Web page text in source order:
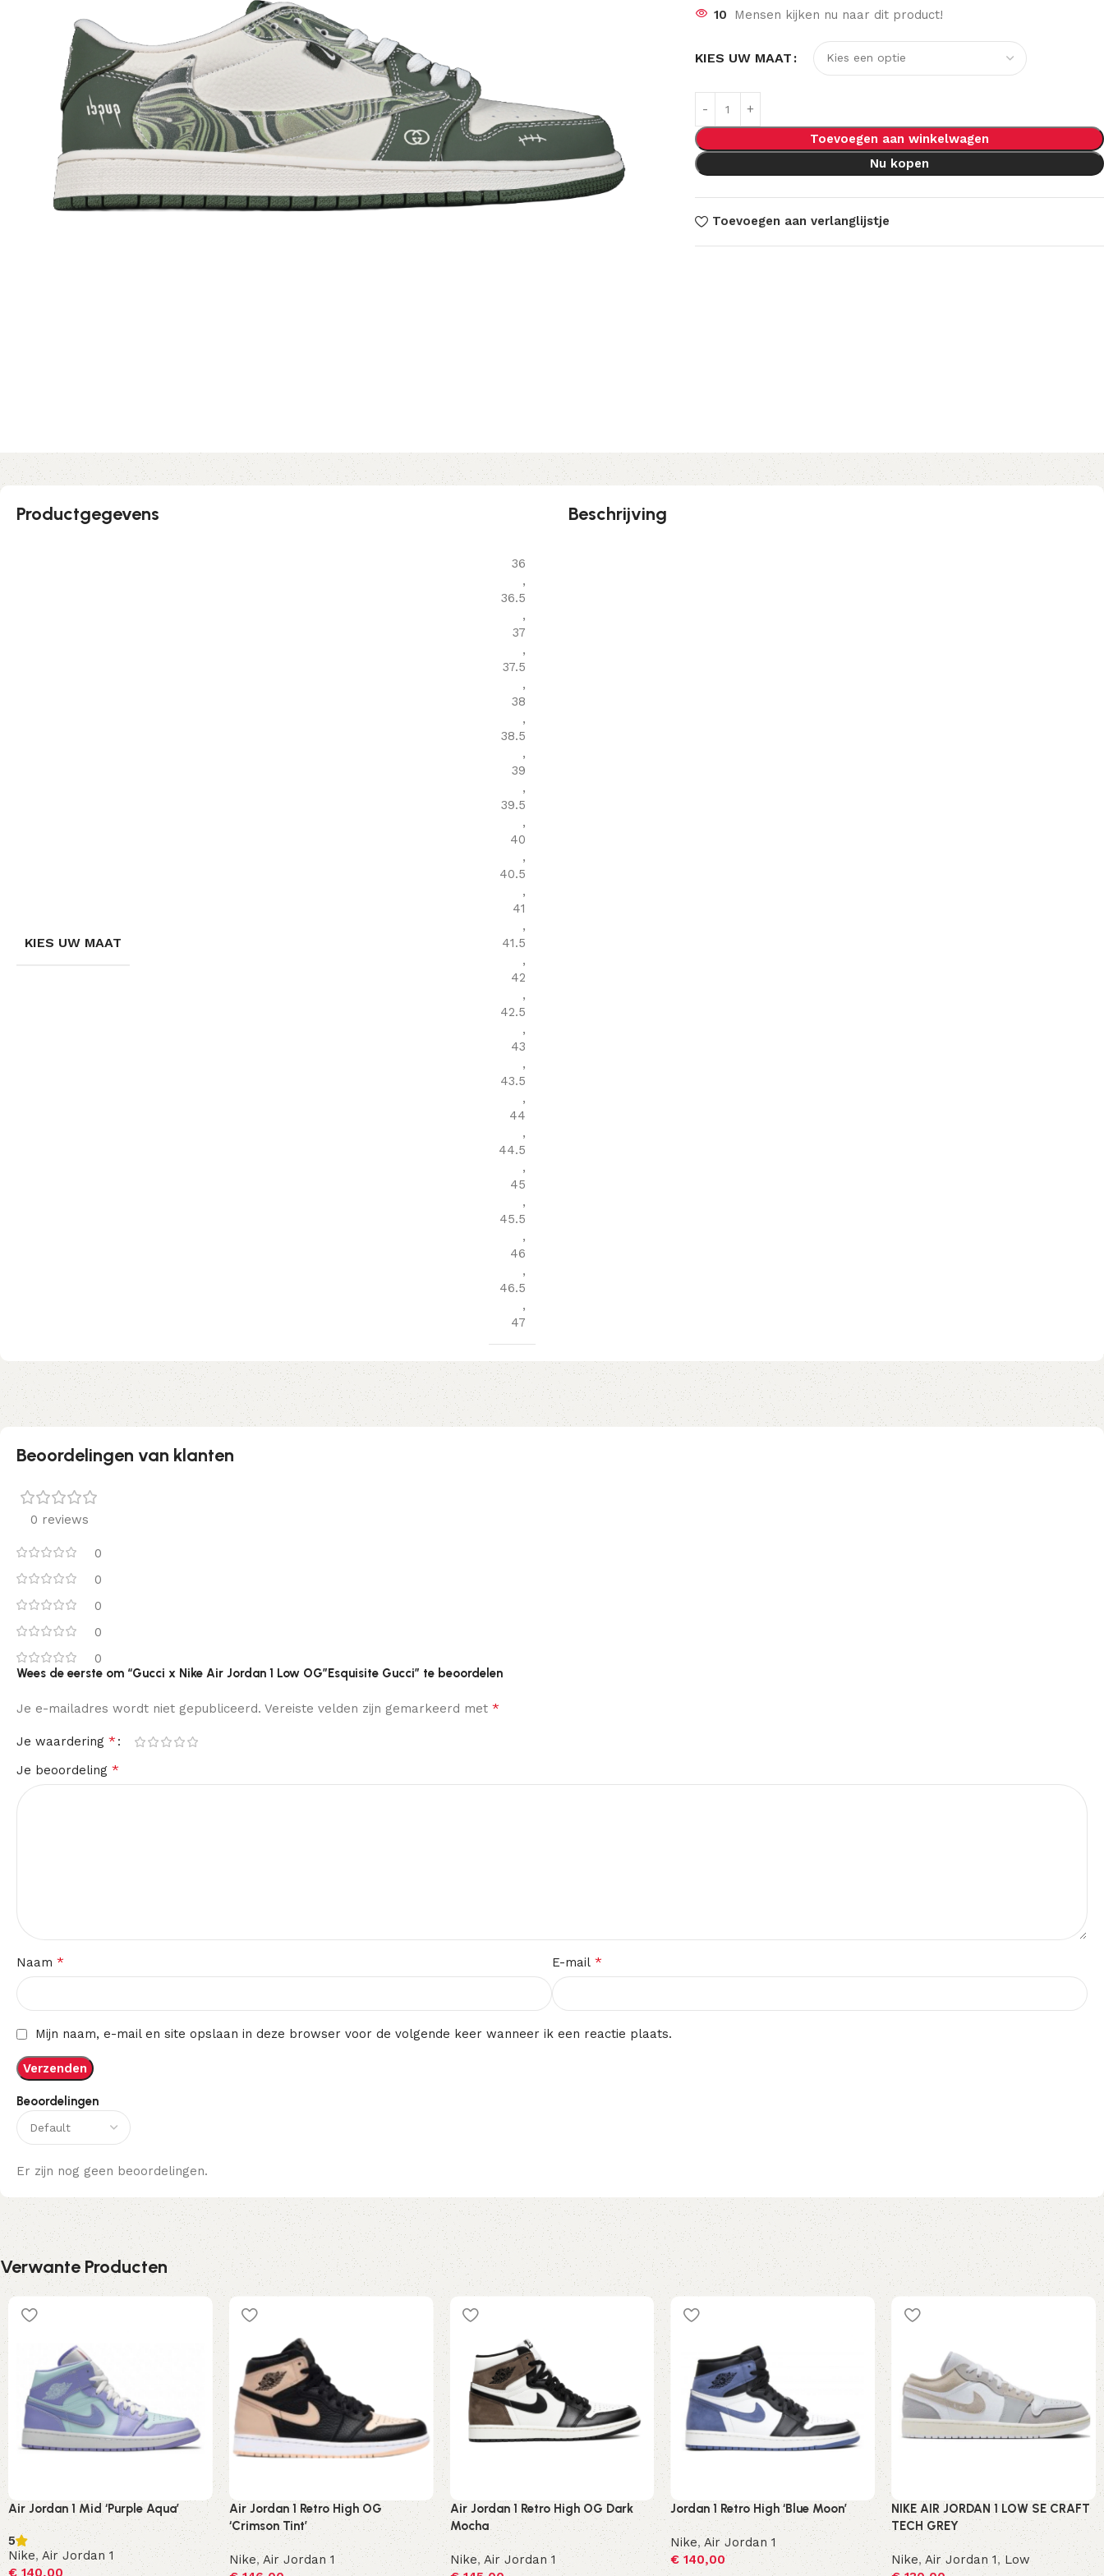
10 Mensen kijken nu naar dit product!
KIES UW MAAT
Toevoegen aan winkelwagen
Nu kopen
Toevoegen aan verlanglijstje
Productgegevens
KIES UW MAAT
36
,
36.5
,
37
,
37.5
,
38
,
38.5
,
39
,
39.5
,
40
,
40.5
,
41
,
41.5
,
42
,
42.5
,
43
,
43.5
,
44
,
44.5
,
45
,
45.5
,
46
,
46.5
,
47
Beschrijving
Beoordelingen van klanten
0 reviews
0
0
0
0
0
Beoordelingen
Er zijn nog geen beoordelingen.
Wees de eerste om “Gucci x Nike Air Jordan 1 Low OG”Esquisite Gucci” te beoordelen
Je e-mailadres wordt niet gepubliceerd. Vereiste velden zijn gemarkeerd met *
Je waardering *
Je beoordeling *
Naam * E-mail *
Mijn naam, e-mail en site opslaan in deze browser voor de volgende keer wanneer ik een reactie plaats.
Verwante Producten
Air Jordan 1 Mid ‘Purple Aqua’
5
Nike, Air Jordan 1
€ 140,00
Air Jordan 1 Retro High OG
‘Crimson Tint’
Nike,Air Jordan 1
Air Jordan 1 Retro High OG Dark
Mocha
Nike, Air Jordan 1
Jordan 1 Retro High ‘Blue Moon’
Nike,Air Jordan 1
€140,00
NIKE AIR JORDAN 1 LOW SE CRAFT
TECH GREY
Nike,Air Jordan 1,Low